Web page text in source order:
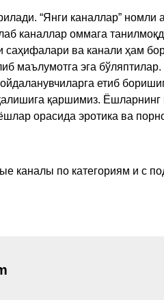
“Янги каналлар”
каналлар оммага
ва канали ҳам
маълумотга эга
етиб
қаршимиз.
орасида эротика ва
каналы по категориям и с